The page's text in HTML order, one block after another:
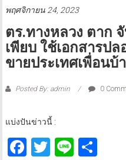
พฤศจิกายน 24, 2023
ตร.ทางหลวง ตาก
เพียบ ใช้เอกสารป
ขายประเทศเพื่อนบ้
Posted By: admin 0
แบ่งปันข่าวนี้ :
Facebook
Twitter
Line